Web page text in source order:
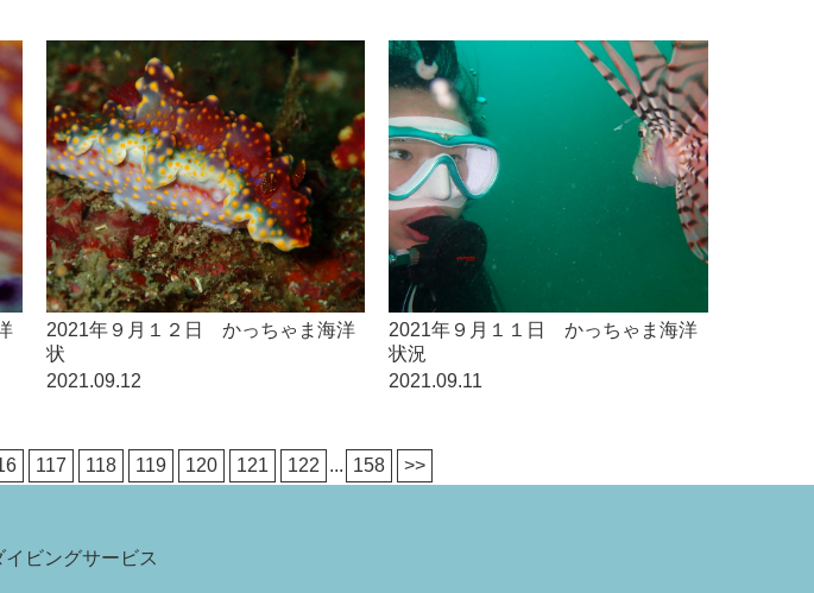
2021年９月１２日 かっちゃま海洋
状
2021.09.12
2021年９月１１日 かっちゃま海洋
状況
2021.09.11
117 118 119 120 121 122 ... 158 >>
ビングサービス